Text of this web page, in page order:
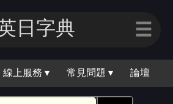
日字典 ☰
線上服務 ▾ 常見問題 ▾ 論壇